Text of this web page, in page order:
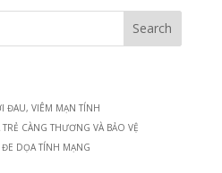
ĐAU, VIÊM MẠN TÍNH
CÀNG THƯƠNG VÀ BẢO VỆ
DỌA TÍNH MẠNG